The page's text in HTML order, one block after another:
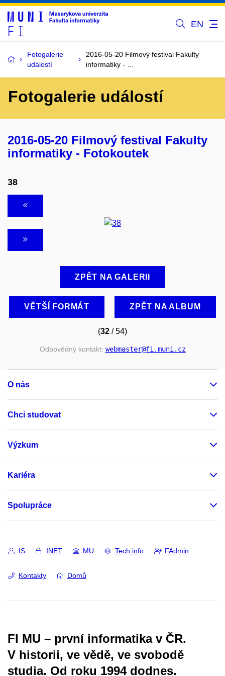
EN
Fotogalerie
událostí
2016-05-20 Filmový festival Fakulty
informatiky - …
Fotogalerie událostí
2016-05-20 Filmový festival Fakulty
informatiky - Fotokoutek
38
ZPĚT NA GALERII
VĚTŠÍ FORMÁT ZPĚT NA ALBUM
(32 / 54)
Odpovědný kontakt: webmaster@fi.muni.cz
O nás
Chci studovat
Výzkum
Kariéra
Spolupráce
IS INET MU Tech info FAdmin
Kontakty Domů
FI MU – první informatika v ČR.
V historii, ve vědě, ve svobodě
studia. Od roku 1994 dodnes.